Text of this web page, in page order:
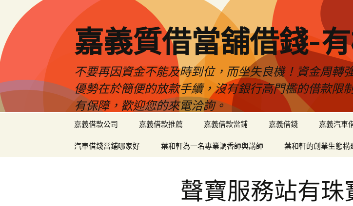
嘉義質借當舖借錢-
不要再因資金不能及時到位，而坐失良機！資金周轉
優勢在於簡便的放款手續，沒有銀行高門檻的借款限
有保障，歡迎您的來電洽詢。
嘉義借款公司 嘉義借款推薦 嘉義借款當鋪 嘉義借錢 嘉義汽車
汽車借錢當鋪哪家好 葉和軒為一名專業調香師與講師 葉和軒的創業生態構
聲寶服務站有珠